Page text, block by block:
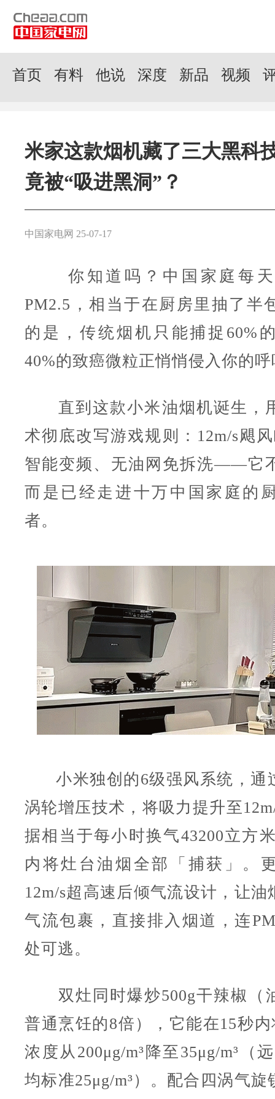
首页 有料 他说 深度 新品 视频
米家这款烟机藏了三大黑科
竟被“吸进黑洞”？
中国家电网 25-07-17
你知道吗？中国家庭每天
PM2.5，相当于在厨房里抽了半
的是，传统烟机只能捕捉60%
40%的致癌微粒正悄悄侵入你的
直到这款小米油烟机诞生，
术彻底改写游戏规则：12m/s飓
智能变频、无油网免拆洗——它
而是已经走进十万中国家庭的
者。
小米独创的6级强风系统，通
涡轮增压技术，将吸力提升至
据相当于每小时换气43200立方
内将灶台油烟全部「捕获」。
12m/s超高速后倾气流设计，让油
气流包裹，直接排入烟道，连
处可逃。
双灶同时爆炒500g干辣椒（
普通烹饪的8倍），它能在15秒
浓度从200μg/m³降至35μg/m³（
均标准25μg/m³）。配合四涡气旋